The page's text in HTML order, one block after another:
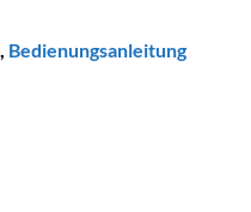
Bedienungsanleitung